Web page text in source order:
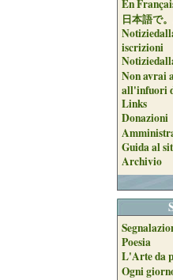
En
日本語で。
iscrizioni
Non avrai
all'infuori
Links
Donazioni
Guida al
Archivio
Poesia
L'Arte da
Ogni